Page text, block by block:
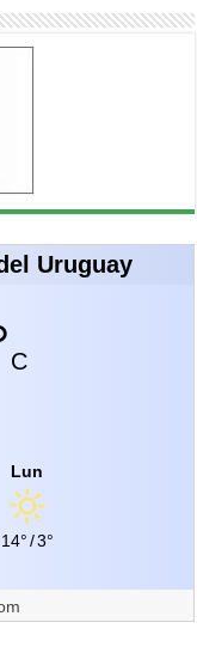
Uruguay
C
Lun
14°/3°